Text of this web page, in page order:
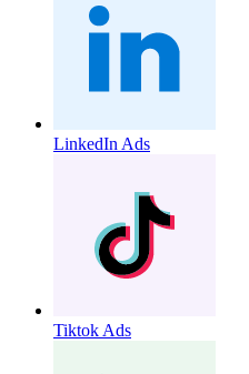
LinkedIn Ads
Tiktok Ads